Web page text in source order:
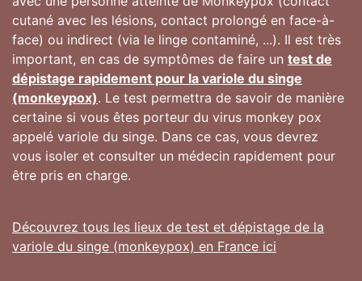
cutané avec les lésions, contact prolongé en face-à-
face) ou indirect (via le linge contaminé, ...). Il est très
important, en cas de symptômes de faire un test de
dépistage rapidement pour la variole du singe
(monkeypox). Le test permettra de savoir de manière
certaine si vous êtes porteur du virus monkey pox
appelé variole du singe. Dans ce cas, vous devrez
vous isoler et consulter un médecin rapidement pour
être pris en charge.
Découvrez tous les lieux de test et dépistage de la
variole du singe (monkeypox) en France ici